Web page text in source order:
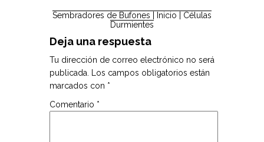
Sembradores de Bufones | Inicio | Células
Durmientes
Deja una respuesta
Tu dirección de correo electrónico no será
publicada.
Los campos obligatorios están
marcados con *
Comentario *